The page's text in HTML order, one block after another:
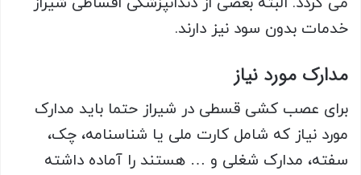
خدمات بدون سود نیز دارند.
مدارک مورد نیاز
برای عصب کشی قسطی در شیراز حتما باید مدارک
مورد نیاز که شامل کارت ملی یا شناسنامه، چک،
سفته، مدارک شغلی و … هستند را آماده داشته